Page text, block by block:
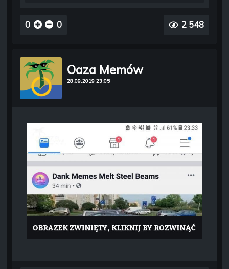
0 0 2 548
Oaza Memów
28.09.2019 23:05